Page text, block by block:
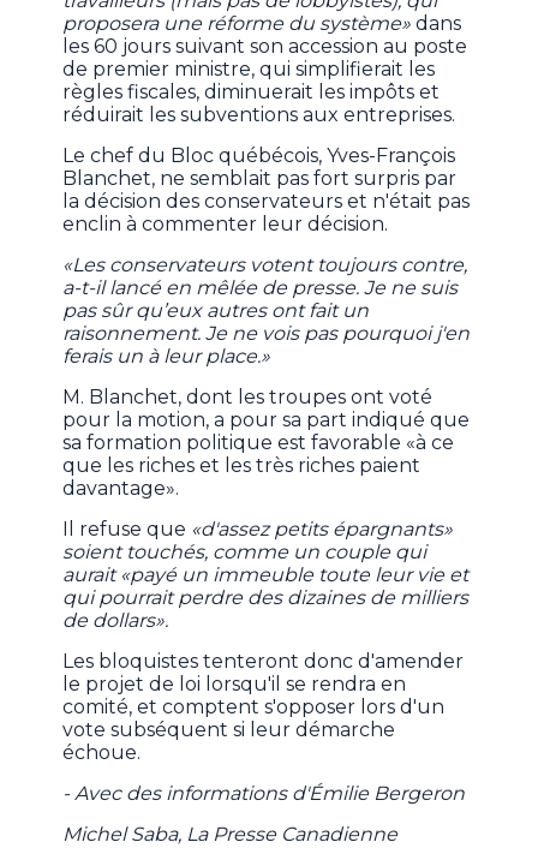
proposera une réforme du système» dans
les 60 jours suivant son accession au poste
de premier ministre, qui simplifierait les
règles fiscales, diminuerait les impôts et
réduirait les subventions aux entreprises.
Le chef du Bloc québécois, Yves-François
Blanchet, ne semblait pas fort surpris par
la décision des conservateurs et n'était pas
enclin à commenter leur décision.
«Les conservateurs votent toujours contre,
a-t-il lancé en mêlée de presse. Je ne suis
pas sûr qu’eux autres ont fait un
raisonnement. Je ne vois pas pourquoi j'en
ferais un à leur place.»
M. Blanchet, dont les troupes ont voté
pour la motion, a pour sa part indiqué que
sa formation politique est favorable «à ce
que les riches et les très riches paient
davantage».
Il refuse que «d'assez petits épargnants»
soient touchés, comme un couple qui
aurait «payé un immeuble toute leur vie et
qui pourrait perdre des dizaines de milliers
de dollars».
Les bloquistes tenteront donc d'amender
le projet de loi lorsqu'il se rendra en
comité, et comptent s'opposer lors d'un
vote subséquent si leur démarche
échoue.
- Avec des informations d'Émilie Bergeron
Michel Saba, La Presse Canadienne